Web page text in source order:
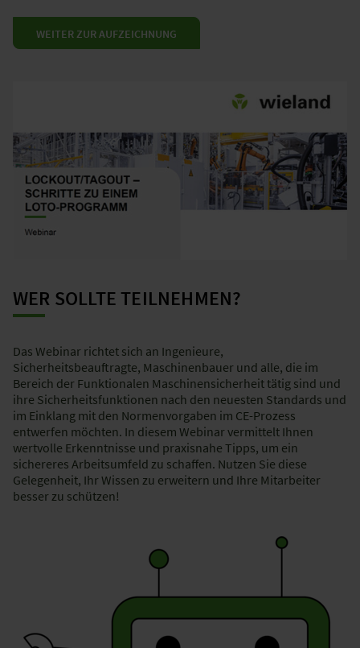
WEITER ZUR AUFZEICHNUNG
WER SOLLTE TEILNEHMEN?​
Das Webinar richtet sich an Ingenieure,
Sicherheitsbeauftragte, Maschinenbauer und alle, die im
Bereich der Funktionalen Maschinensicherheit tätig sind und
ihre Sicherheitsfunktionen nach den neuesten Standards und
im Einklang mit den Normenvorgaben im CE-Prozess
entwerfen möchten. ​​In diesem Webinar vermittelt Ihnen
wertvolle Erkenntnisse und praxisnahe Tipps, um ein
sichereres Arbeitsumfeld zu schaffen. Nutzen Sie diese
Gelegenheit, Ihr Wissen zu erweitern und Ihre Mitarbeiter
besser zu schützen!